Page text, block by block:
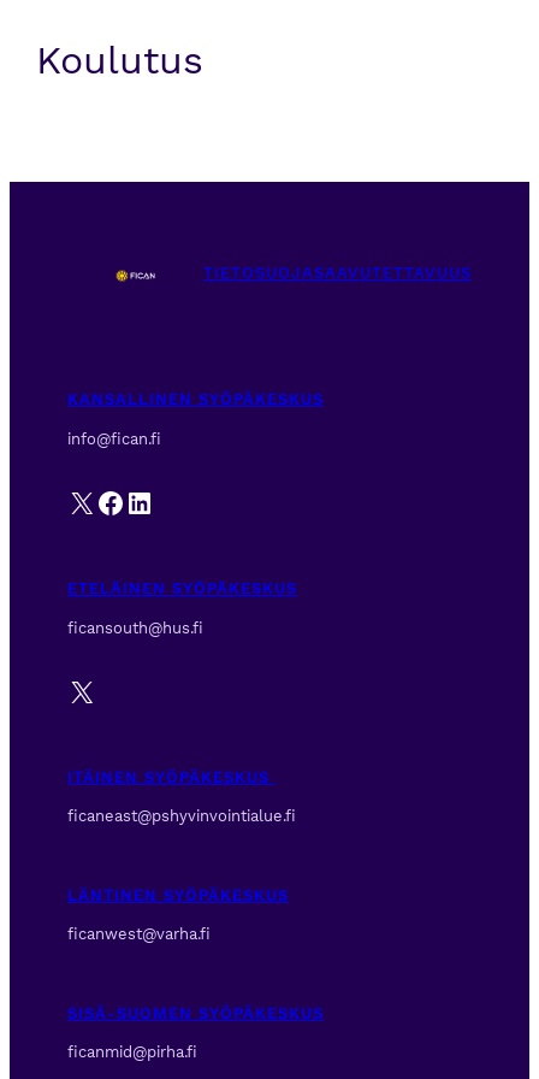
Koulutus
TIETOSUOJASAAVUTETTAVUUS
KANSALLINEN SYÖPÄKESKUS
info@fican.fi
X Facebook
LinkedIn
ETELÄINEN SYÖPÄKESKUS
ficansouth@hus.fi
X
ITÄINEN SYÖPÄKESKUS
ficaneast@pshyvinvointialue.fi
LÄNTINEN SYÖPÄKESKUS
ficanwest@varha.fi
SISÄ-SUOMEN SYÖPÄKESKUS
ficanmid@pirha.fi